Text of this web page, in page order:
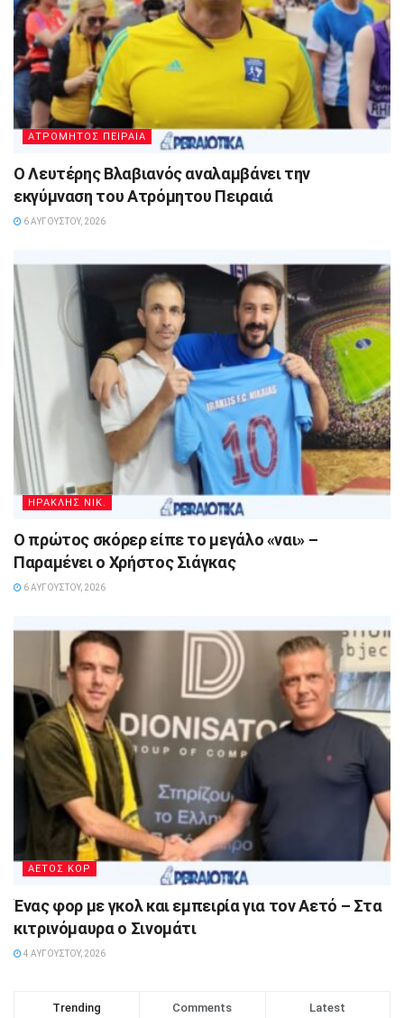
ΑΤΡΟΜΗΤΟΣ ΠΕΙΡΑΙΑ
Ο Λευτέρης Βλαβιανός αναλαμβάνει την
εκγύμναση του Ατρόμητου Πειραιά
6 ΑΥΓΟΎΣΤΟΥ, 2026
ΗΡΑΚΛΗΣ ΝΙΚ.
Ο πρώτος σκόρερ είπε το μεγάλο «ναι» –
Παραμένει ο Χρήστος Σιάγκας
6 ΑΥΓΟΎΣΤΟΥ, 2026
ΑΕΤΟΣ ΚΟΡ
Ένας φορ με γκολ και εμπειρία για τον Αετό – Στα
κιτρινόμαυρα ο Σινομάτι
4 ΑΥΓΟΎΣΤΟΥ, 2026
Trending Comments Latest